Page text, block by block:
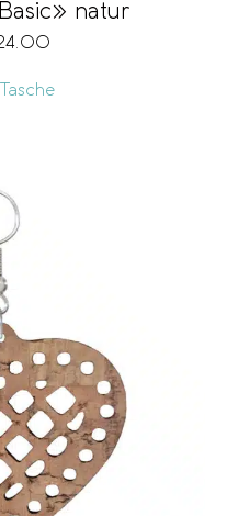
natur